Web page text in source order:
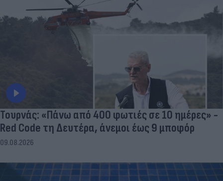
Τουρνάς: «Πάνω από 400 φωτιές σε 10 ημέρες» -
Red Code τη Δευτέρα, άνεμοι έως 9 μποφόρ
09.08.2026